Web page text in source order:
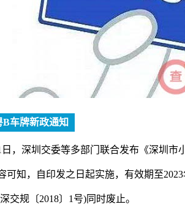
B车牌新政通知
日，深圳交委等多部门联合发布《深圳
可知，自印发之日起实施，有效期至
交规〔2018〕1号)同时废止。